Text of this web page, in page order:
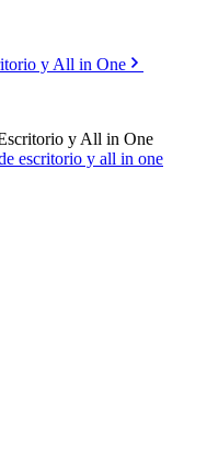
y All in One
y All in One
escritorio y all in one